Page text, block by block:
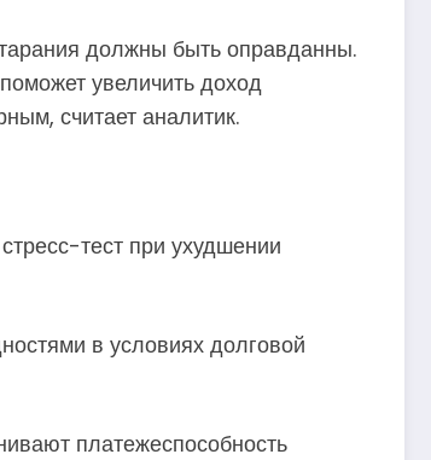
должны быть оправданны.
увеличить доход
считает аналитик.
тест при ухудшении
в условиях долговой
платежеспособность